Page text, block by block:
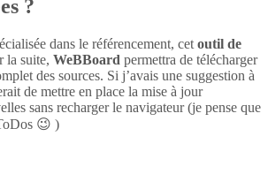
?
dans le référencement, cet outil de
la suite, WeBBoard permettra de télécharger
des sources. Si j’avais une suggestion à
de mettre en place la mise à jour
sans recharger le navigateur (je pense que
😉 )